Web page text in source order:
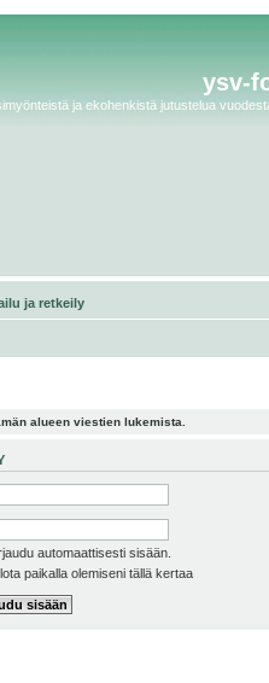
ysv-
ja ekohenkistä jutustelua
ja retkeily
alueen viestien lukemista.
automaattisesti sisään.
paikalla olemiseni tällä kertaa